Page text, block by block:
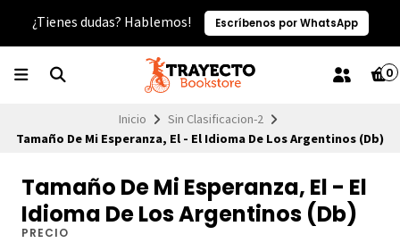
¿Tienes dudas? Hablemos! Escríbenos por WhatsApp
0
Inicio
Sin Clasificacion-2
Tamaño De Mi Esperanza, El - El Idioma De Los Argentinos (Db)
Tamaño De Mi Esperanza, El - El
Idioma De Los Argentinos (Db)
PRECIO